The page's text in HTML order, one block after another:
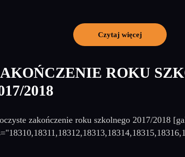
Czytaj więcej
ROKU
2018
zakończenie roku szkolnego 2017/2018